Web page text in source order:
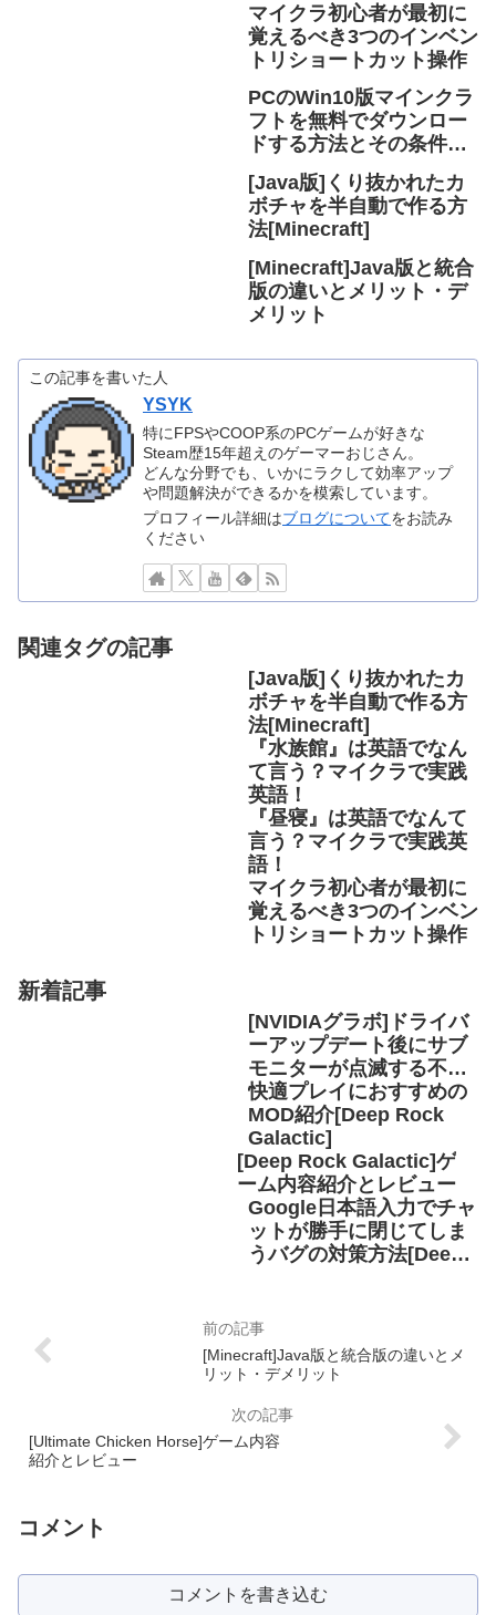
マイクラ初心者が最初に
覚えるべき3つのインベン
トリショートカット操作
PCのWin10版マインクラ
フトを無料でダウンロー
ドする方法とその条件！
購入はJava版がおすすめ
[Java版]くり抜かれたカ
ボチャを半自動で作る方
法[Minecraft]
[Minecraft]Java版と統合
版の違いとメリット・デ
メリット
この記事を書いた人
YSYK
特にFPSやCOOP系のPCゲームが好きな
Steam歴15年超えのゲーマーおじさん。
どんな分野でも、いかにラクして効率アップ
や問題解決ができるかを模索しています。
プロフィール詳細はブログについてをお読み
ください
関連タグの記事
[Java版]くり抜かれたカ
ボチャを半自動で作る方
法[Minecraft]
『水族館』は英語でなん
て言う？マイクラで実践
英語！
『昼寝』は英語でなんて
言う？マイクラで実践英
語！
マイクラ初心者が最初に
覚えるべき3つのインベン
トリショートカット操作
新着記事
[NVIDIAグラボ]ドライバ
ーアップデート後にサブ
モニターが点滅する不具
合の解決方法
快適プレイにおすすめの
MOD紹介[Deep Rock
Galactic]
[Deep Rock Galactic]ゲ
ーム内容紹介とレビュー
Google日本語入力でチャ
ットが勝手に閉じてしま
うバグの対策方法[Deep
[Minecraft]Java版と統合版の違いとメ
リット・デメリット
[Ultimate Chicken Horse]ゲーム内容
紹介とレビュー
コメント
コメントを書き込む